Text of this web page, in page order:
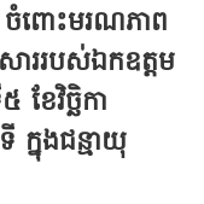
ចំពោះមរណភាព
ររបស់ឯកឧត្តម
ែវិច្ឆិកា
នុងជន្មាយុ